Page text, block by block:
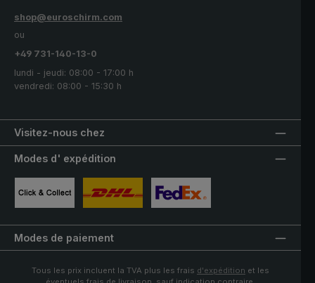
Visitez-nous chez
shop@euroschirm.com
ou
+49 731-140-13-0
lundi - jeudi: 08:00 - 17:00 h
vendredi: 08:00 - 15:30 h
Modes d' expédition
Modes de paiement
Tous les prix incluent la TVA plus les frais d'expédition et les